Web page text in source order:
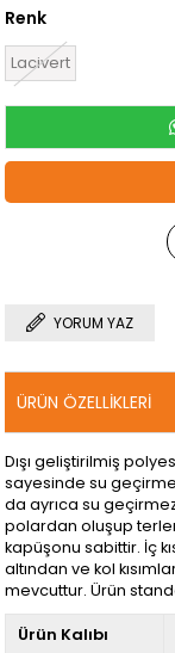
Renk
Lacivert
YORUM YAZ
ÜRÜN ÖZELLIKLERI
Dışı geliştirilmiş
sayesinde su
da ayrıca su
polardan oluşup
kapüşonu sabittir. İç
altından ve kol
mevcuttur. Ürün
Ürün Kalıbı